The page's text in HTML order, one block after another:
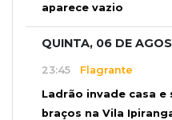
aparece vazio
QUINTA, 06 DE
23:45 Flagrante
Ladrão invade casa
braços na Vila